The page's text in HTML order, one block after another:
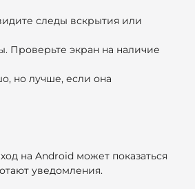
следы вскрытия или
Проверьте экран на наличие
но лучше, если она
на Android может показаться
уведомления.